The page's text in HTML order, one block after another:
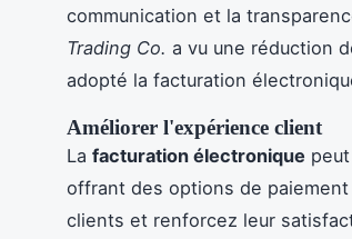
communication et la
Trading Co. a vu une réduction
adopté la facturation
Améliorer l'expérience client
La facturation électronique
offrant des options de
clients et renforcez leur